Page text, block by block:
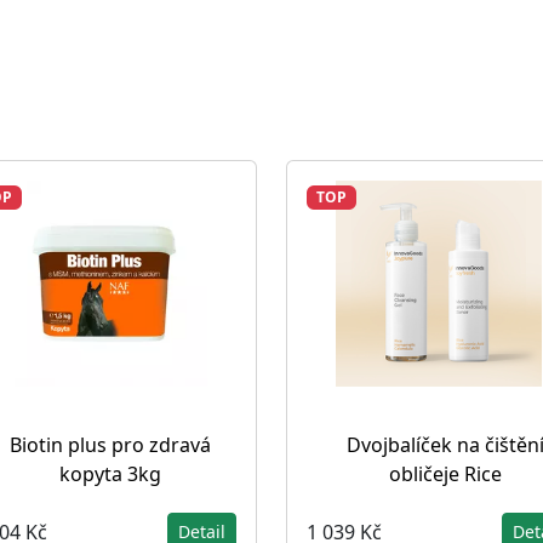
Biotin plus pro zdravá
kopyta 3kg
Kč Detail
TOP
Dvojbalíček na čištění
obličeje Rice
1 039 Kč